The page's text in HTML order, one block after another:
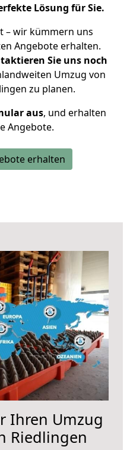
Lösung für Sie.
– wir kümmern uns
Angebote erhalten.
Sie uns noch
Umzug von
zu planen.
aus, und erhalten
Angebote.
erhalten
Ihren Umzug
Riedlingen